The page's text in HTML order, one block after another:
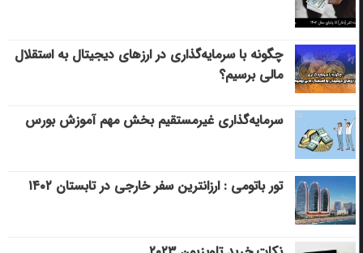
چگونه با سرمایه‌گذاری در ارزهای دیجیتال به استقلال
مالی برسیم؟
سرمایه‌گذاری غیرمستقیم بخش مهم آموزش بورس
تور باتومی : ارزانترین سفر خارجی در تابستان ۱۴۰۲